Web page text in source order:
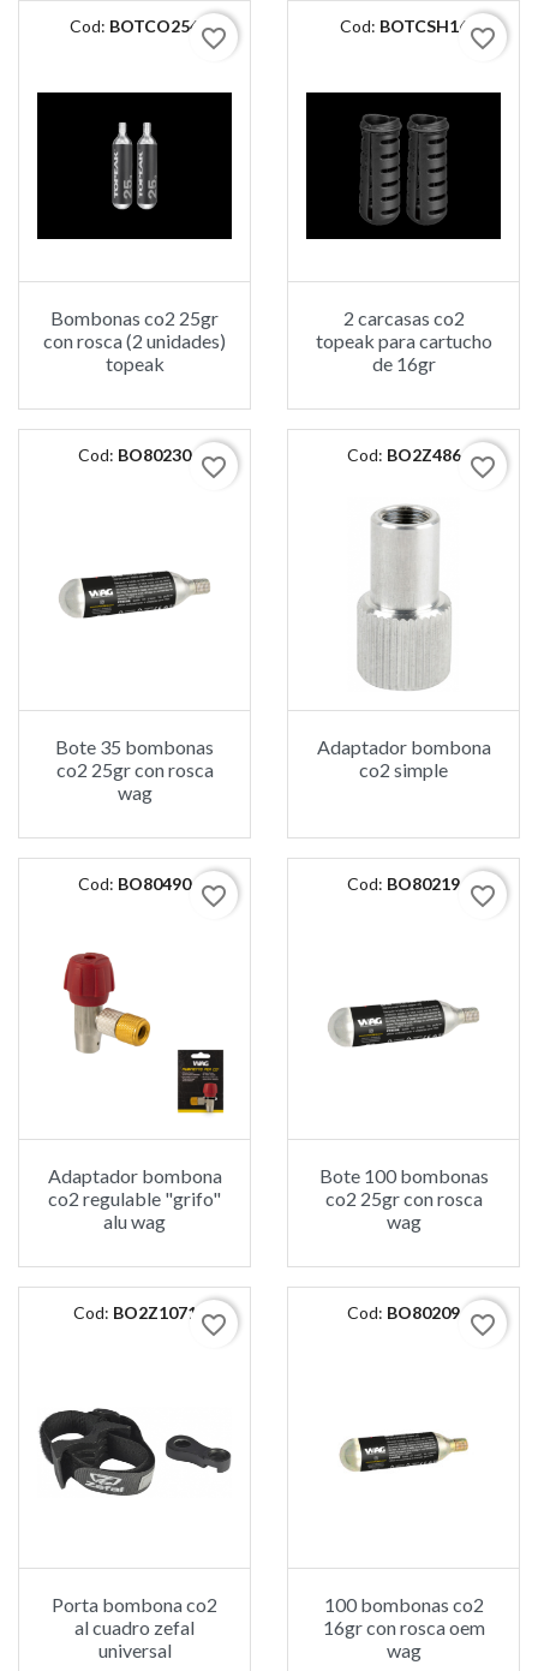
Cod: BOTCO254 favorite_border
Bombonas co2 25gr
con rosca (2 unidades)
topeak
Cod: BOTCSH16 favorite_border
2 carcasas co2
topeak para cartucho
de 16gr
Cod: BO80230 favorite_border
Bote 35 bombonas
co2 25gr con rosca
wag
Cod: BO2Z486 favorite_border
Adaptador bombona
co2 simple
Cod: BO80490 favorite_border
Adaptador bombona
co2 regulable "grifo"
alu wag
Cod: BO80219 favorite_border
Bote 100 bombonas
co2 25gr con rosca
wag
Cod: BO2Z1071 favorite_border
Porta bombona co2
al cuadro zefal
universal
Cod: BO80209 favorite_border
100 bombonas co2
16gr con rosca oem
wag